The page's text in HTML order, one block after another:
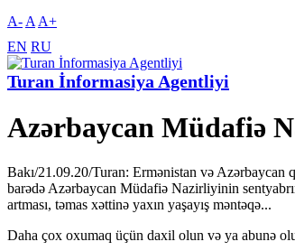
A- A A+
EN RU
Turan İnformasiya Agentliyi
Azərbaycan Müdafiə
Bakı/21.09.20/Turan: Ermənistan və Azərbaycan
barədə Azərbaycan Müdafiə Nazirliyinin
artması, təmas xəttinə yaxın yaşayış məntəqə...
Daha çox oxumaq üçün daxil olun və ya abunə